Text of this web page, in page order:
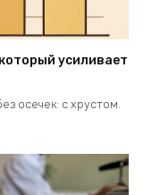
усиливает
осечек: с хрустом.